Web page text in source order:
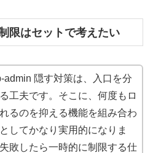
限はセットで考えたい
admin 隠す対策は、入口を分
工夫です。そこに、何度もロ
るのを抑える機能を組み合わ
してかなり実用的になりま
敗したら一時的に制限する仕